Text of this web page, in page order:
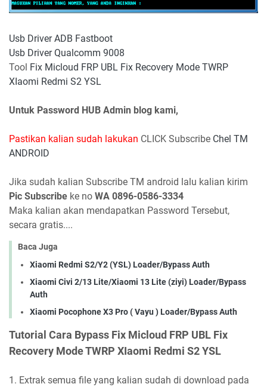
Usb Driver ADB Fastboot
Usb Driver Qualcomm 9008
Tool Fix Micloud FRP UBL Fix Recovery Mode TWRP
XIaomi Redmi S2 YSL
Untuk Password HUB Admin blog kami,
Pastikan kalian sudah lakukan CLICK Subscribe Chel TM
ANDROID
Jika sudah kalian Subscribe TM android lalu kalian kirim
Pic Subscribe ke no WA 0896-0586-3334
Maka kalian akan mendapatkan Password Tersebut,
secara gratis....
Baca Juga
Xiaomi Redmi S2/Y2 (YSL) Loader/Bypass Auth
Xiaomi Civi 2/13 Lite/Xiaomi 13 Lite (ziyi) Loader/Bypass
Auth
Xiaomi Pocophone X3 Pro ( Vayu ) Loader/Bypass Auth
Tutorial Cara Bypass Fix Micloud FRP UBL Fix
Recovery Mode TWRP XIaomi Redmi S2 YSL
1. Extrak semua file yang kalian sudah di download pada